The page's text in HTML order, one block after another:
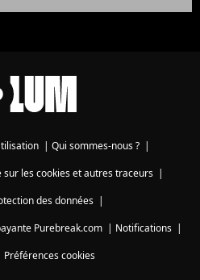
| Qui sommes-nous ? |
sur les cookies et autres traceurs|
des données|
Purebreak.com | Notifications |
Préférences cookies